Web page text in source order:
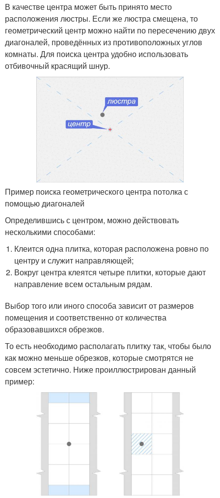
В качестве центра может быть принято место
расположения люстры. Если же люстра смещена, то
геометрический центр можно найти по пересечению двух
диагоналей, проведённых из противоположных углов
комнаты. Для поиска центра удобно использовать
отбивочный красящий шнур.
Пример поиска геометрического центра потолка с
помощью диагоналей
Определившись с центром, можно действовать
несколькими способами:
Клеится одна плитка, которая расположена ровно по
центру и служит направляющей;
Вокруг центра клеятся четыре плитки, которые дают
направление всем остальным рядам.
Выбор того или иного способа зависит от размеров
помещения и соответственно от количества
образовавшихся обрезков.
То есть необходимо располагать плитку так, чтобы было
как можно меньше обрезков, которые смотрятся не
совсем эстетично. Ниже проиллюстрирован данный
пример: